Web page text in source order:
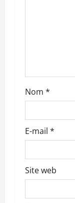
i
c
l
e
Nom *
E-mail *
Site web